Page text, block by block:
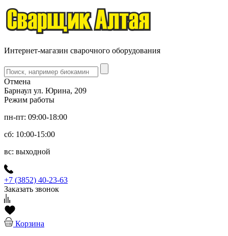
Интернет-магазин сварочного оборудования
Отмена
Барнаул ул. Юрина, 209
Режим работы
пн-пт: 09:00-18:00
сб: 10:00-15:00
вс: выходной
+7 (3852) 40-23-63
Заказать звонок
Корзина